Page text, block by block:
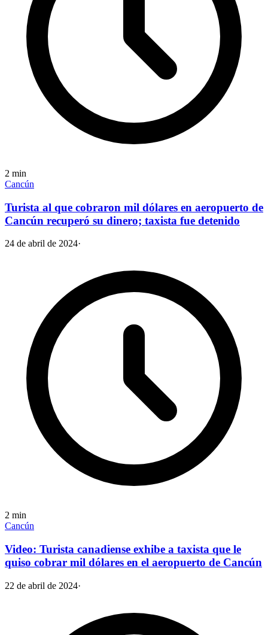
2 min
Cancún
Turista al que cobraron mil dólares en aeropuerto de
Cancún recuperó su dinero; taxista fue detenido
24 de abril de 2024·
2 min
Cancún
Video: Turista canadiense exhibe a taxista que le
quiso cobrar mil dólares en el aeropuerto de Cancún
22 de abril de 2024·